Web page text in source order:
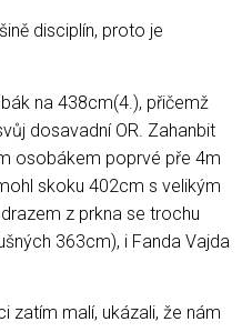
disciplín, proto je
na 438cm(4.), přičemž
dosavadní OR. Zahanbit
osobákem poprvé pře 4m
skoku 402cm s velikým
z prkna se trochu
363cm), i Fanda Vajda
zatím malí, ukázali, že nám